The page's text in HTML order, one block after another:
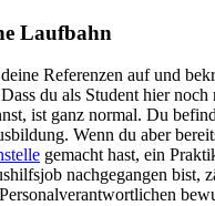
Laufbahn
Referenzen auf und
du als Student hier
ist ganz normal. Du
Wenn du aber
gemacht hast, ein
nachgegangen bist,